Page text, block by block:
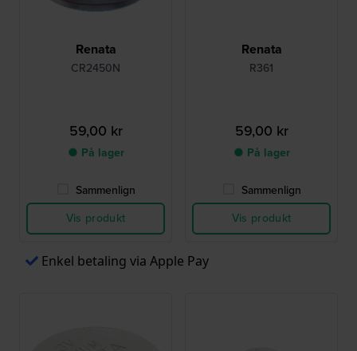
Renata
CR2450N
59,00 kr
● På lager
Sammenlign
Vis produkt
Renata
R361
59,00 kr
● På lager
Sammenlign
Vis produkt
Enkel betaling via Apple Pay